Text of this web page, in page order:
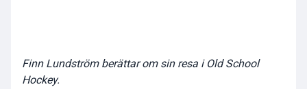
Finn Lundström berättar om sin resa i Old School
Hockey.